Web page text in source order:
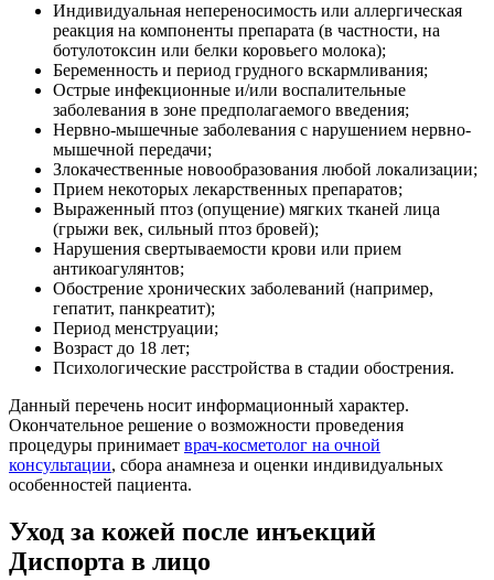
Индивидуальная непереносимость или аллергическая
реакция на компоненты препарата (в частности, на
ботулотоксин или белки коровьего молока);
Беременность и период грудного вскармливания;
Острые инфекционные и/или воспалительные
заболевания в зоне предполагаемого введения;
Нервно-мышечные заболевания с нарушением нервно-
мышечной передачи;
Злокачественные новообразования любой локализации;
Прием некоторых лекарственных препаратов;
Выраженный птоз (опущение) мягких тканей лица
(грыжи век, сильный птоз бровей);
Нарушения свертываемости крови или прием
антикоагулянтов;
Обострение хронических заболеваний (например,
гепатит, панкреатит);
Период менструации;
Возраст до 18 лет;
Психологические расстройства в стадии обострения.
Данный перечень носит информационный характер.
Окончательное решение о возможности проведения
процедуры принимает врач-косметолог на очной
консультации, сбора анамнеза и оценки индивидуальных
особенностей пациента.
Уход за кожей после инъекций
Диспорта в лицо